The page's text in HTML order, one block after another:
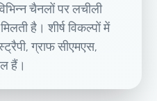
चैनलों पर लचीली
है। शीर्ष विकल्पों में
ग्राफ सीएमएस,
हैं।